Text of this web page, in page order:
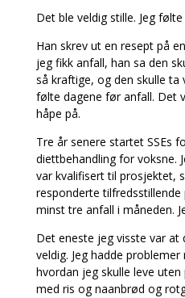
Det ble veldig stille. Jeg
Han skrev ut en resept på
jeg fikk anfall, han sa den
så kraftige, og den skulle ta
følte dagene før anfall. Det
håpe på.
Tre år senere startet SSEs
diettbehandling for voksne.
var kvalifisert til prosjektet,
responderte
minst tre anfall i måneden.
Det eneste jeg visste var at
veldig. Jeg hadde
hvordan jeg skulle leve
med ris og naanbrød og